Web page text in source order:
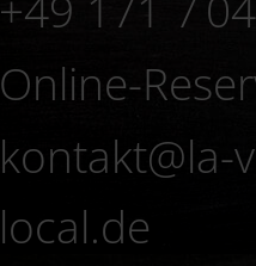
+49 171 7
Online-
kontakt@la-